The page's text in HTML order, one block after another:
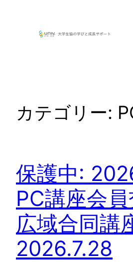
カテゴリー:
保護中:
PC講座会員
広域合同講
2026.7.28